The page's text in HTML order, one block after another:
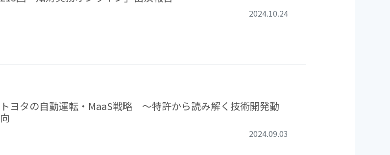
2024.10.24
トヨタの自動運転・MaaS戦略 ～特許から読み解く技術開発動
向
2024.09.03